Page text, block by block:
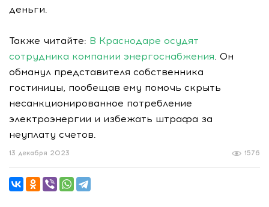
деньги.
Также читайте: В Краснодаре осудят
сотрудника компании энергоснабжения. Он
обманул представителя собственника
гостиницы, пообещав ему помочь скрыть
несанкционированное потребление
электроэнергии и избежать штрафа за
неуплату счетов.
1576
13 декабря 2023